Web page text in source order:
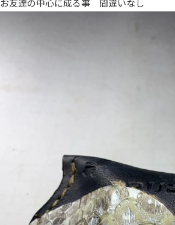
お友達の中心に成る事 間違いなし